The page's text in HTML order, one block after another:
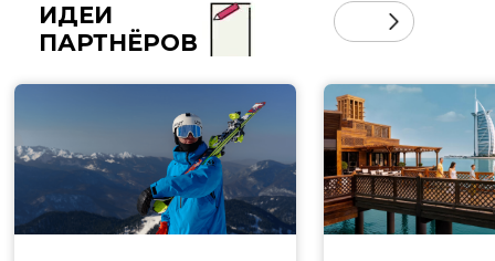
ИДЕИ
ПАРТНЁРОВ